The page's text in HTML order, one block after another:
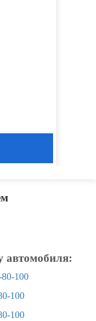
автомобиля:
100
100
100